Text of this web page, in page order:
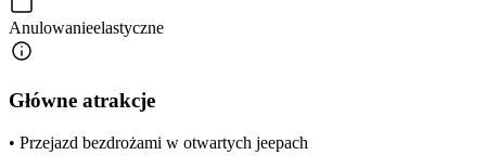
Anulowanieelastyczne
Główne atrakcje
• Przejazd bezdrożami w otwartych jeepach